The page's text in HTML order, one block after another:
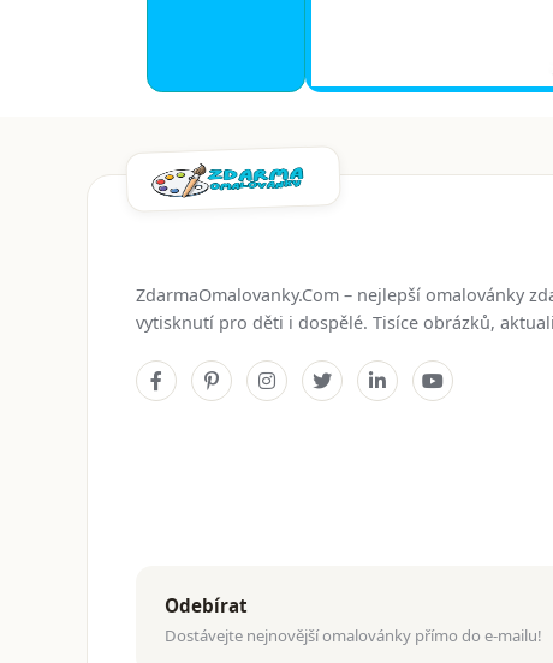
ZdarmaOmalovanky.Com – nejlepší omalovánky
vytisknutí pro děti i dospělé. Tisíce obrázků,
Odebírat
Dostávejte nejnovější omalovánky přímo do e-mailu!